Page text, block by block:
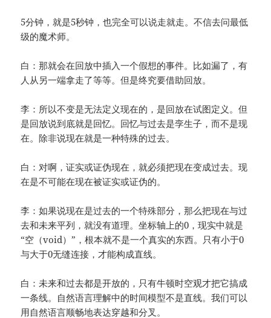
5分钟，就是5秒钟，也完全可以说走就走。不信去问最低
级的魔术师。
白：那就会在回放中插入一个假想的事件。比如漏了，有
人从另一端拿走了等等。但是终究要借助回放。
李：所以不变是无法定义现在的，是回放在试图定义。但
是回放说到底就是回忆。回忆与过去是孪生子，而不是现
在。除非说现在就是一种特殊的过去。
白：对啊，证实或证伪现在，就必须把现在变成过去。现
在是不可能在现在被证实或证伪的。
李：如果说现在是过去的一个特殊部分，那么把现在与过
去和未来平列，就没有道理。坐标轴上的0，现实中就是
“空（void）”，根本就不是一个真实的东西。只有小于0
与大于0无缝连接，才能构成直线。
白：未来和过去都是开放的，只有牛顿时空观才把它搞成
一条线。自然语言理解中的时间模型不是直线。我们可以
用自然语言顺畅地表达穿越和分叉。